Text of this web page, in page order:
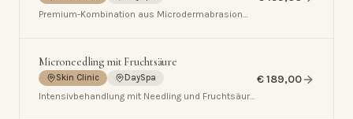
Premium-Kombination aus Microdermabrasion
Microneedling mit Fruchtsäure
Skin Clinic DaySpa
Intensivbehandlung mit Needling und Fruchtsäure
€ 189,00